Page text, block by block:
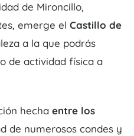
de Mironcillo,
emerge el Castillo de
a la que podrás
de actividad física a
hecha entre los
de numerosos condes y